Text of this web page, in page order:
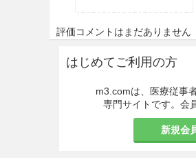
入して
その後
10時間
不活化・
分に注
8.2.1
全に否
評価コメントはまだありません
はじめてご利用の方
m3.comは、医療従事
専門サイトです。会
新規会